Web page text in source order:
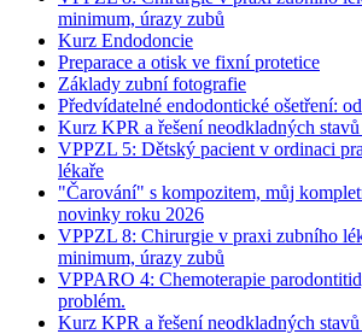
minimum, úrazy zubů
Kurz Endodoncie
Preparace a otisk ve fixní protetice
Základy zubní fotografie
Předvídatelné endodontické ošetření:
Kurz KPR a řešení neodkladných
VPPZL 5: Dětský pacient v ordinaci
lékaře
"Čarování" s kompozitem, můj
novinky roku 2026
VPPZL 8: Chirurgie v praxi zubního
minimum, úrazy zubů
VPPARO 4: Chemoterapie
problém.
Kurz KPR a řešení neodkladných